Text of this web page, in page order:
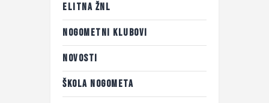
ELITNA ŽNL
NOGOMETNI KLUBOVI
NOVOSTI
ŠKOLA NOGOMETA